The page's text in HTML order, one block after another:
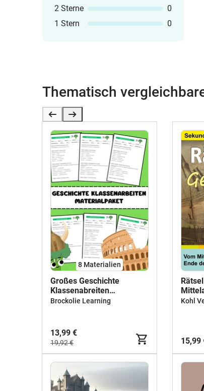
2 Sterne
0
1 Stern
0
Thematisch
8 Materialien
Großes Geschichte
Klassenabreiten
Materialpaket Bundle
Brockolie Learning
13,99 €
19,92 €
des
I
Kohl
15,99